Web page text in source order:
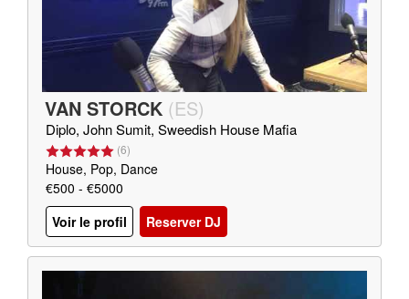
VAN STORCK (ES)
Diplo, John Sumit, Sweedish House Mafia
(6)
House, Pop, Dance
€500 - €5000
Voir le profil
Reserver DJ